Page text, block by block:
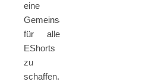
eine
Gemeinsamkeit
für alle
EShorts
zu
schaffen.